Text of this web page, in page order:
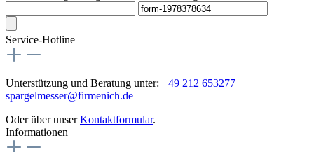
Service-Hotline
Unterstützung und Beratung unter: +49 212 653277
spargelmesser@firmenich.de
Oder über unserKontaktformular.
Informationen